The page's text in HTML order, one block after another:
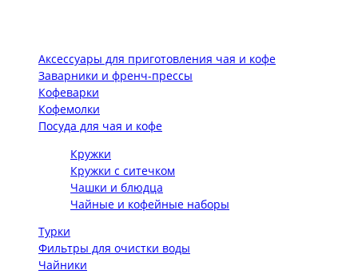
Аксессуары для приготовления чая и кофе
Заварники и френч-прессы
Кофеварки
Кофемолки
Посуда для чая и кофе
Кружки
Кружки с ситечком
Чашки и блюдца
Чайные и кофейные наборы
Турки
Фильтры для очистки воды
Чайники